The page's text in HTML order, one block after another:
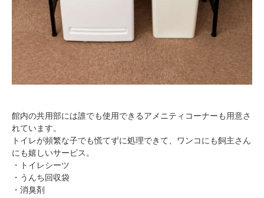
館内の共用部には誰でも使用できるアメニティコーナーも用意さ
れています。
トイレが頻繁な子でも慌てずに処理できて、ワンコにも飼主さん
にも嬉しいサービス。
・トイレシーツ
・うんち回収袋
・消臭剤